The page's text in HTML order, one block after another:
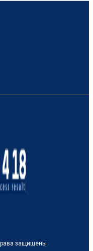
защищены